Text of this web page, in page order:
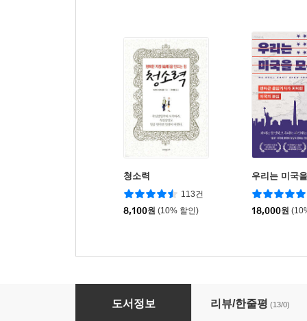
청소력
113건
8,100원 (10% 할인)
우리는 미국
18,000원
할 수 있다! 컴퓨터 기초 (Windows 10)
도서정보 리뷰/한줄평 (13/0)